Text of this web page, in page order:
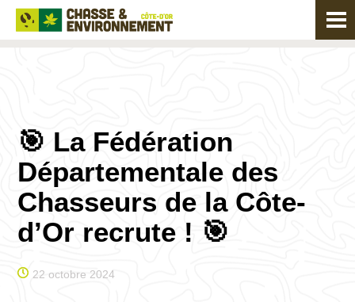
🎯 La Fédération
Départementale des
Chasseurs de la Côte-
d’Or recrute ! 🎯
22 octobre 2024